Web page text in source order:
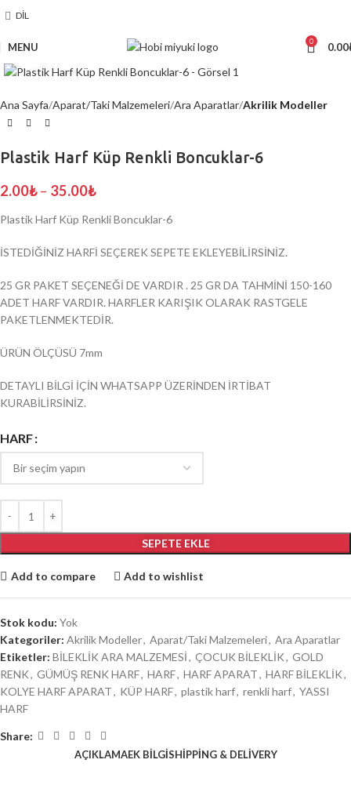
DIL
MENU 0 0.00
Ana Sayfa Aparat/Taki Malzemeleri Ara Aparatlar Akrilik Modeller
Plastik Harf Küp Renkli Boncuklar-6
2.00₺ – 35.00₺
Plastik Harf Küp Renkli Boncuklar-6
İSTEDİĞİNİZ HARFİ SEÇEREK SEPETE EKLEYEBİLİRSİNİZ.
25 GR PAKET SEÇENEĞİ DE VARDIR . 25 GR DA TAHMİNİ 150-160
ADET HARF VARDIR. HARFLER KARIŞIK OLARAK RASTGELE
PAKETLENMEKTEDİR.
ÜRÜN ÖLÇÜSÜ 7mm
DETAYLI BİLGİ İÇİN WHATSAPP ÜZERİNDEN İRTİBAT
KURABİLİRSİNİZ.
HARF
SEPETE EKLE
Add to compare Add to wishlist
Stok kodu: Yok
Kategoriler: Akrilik Modeller, Aparat/Taki Malzemeleri, Ara Aparatlar
Etiketler: BİLEKLİK ARA MALZEMESİ, ÇOCUK BİLEKLİK, GOLD
RENK, GÜMÜŞ RENK HARF, HARF, HARF APARAT, HARF BİLEKLİK,
KOLYE HARF APARAT, KÜP HARF, plastik harf, renkli harf, YASSI
HARF
Share:
AÇIKLAMAEK BILGISHIPPING & DELIVERY